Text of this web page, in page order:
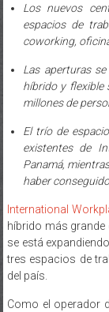
espacios de
coworking,
híbrido y flexible
millones de
existentes de
Panamá,
haber
híbrido más
se está
tres espacios de
del país.
está impulsando